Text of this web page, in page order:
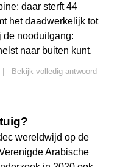
daar sterft 44
het daadwerkelijk tot
de nooduitgang:
naar buiten kunt.
Bekijk volledig antwoord
wereldwijd op de
Arabische